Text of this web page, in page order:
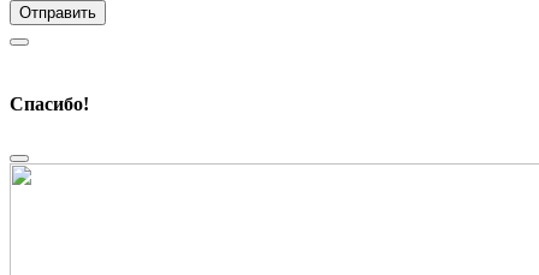
Отправить
Спасибо!